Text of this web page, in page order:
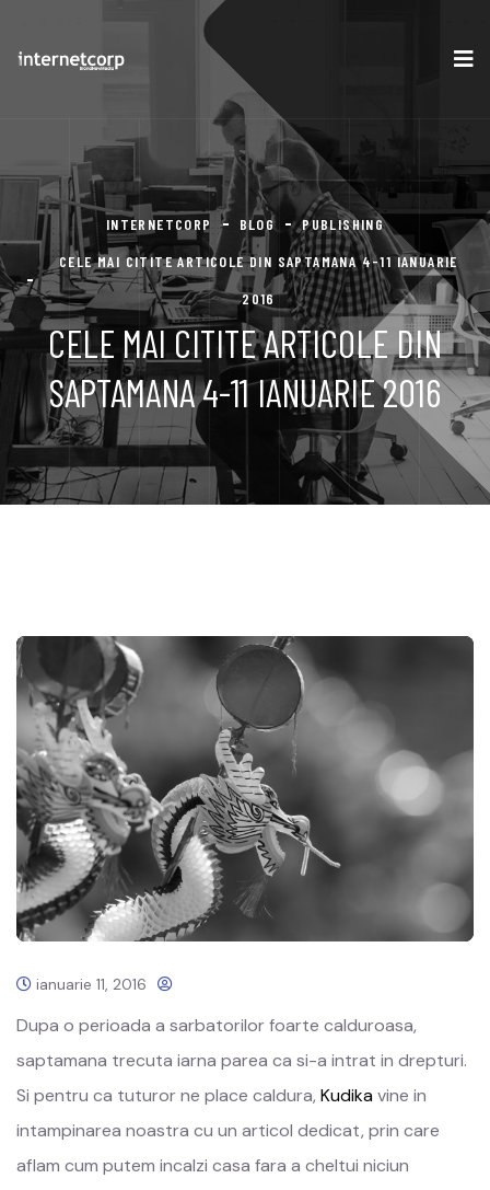
INTERNETCORP BLOG
PUBLISHING
CELE MAI CITITE ARTICOLE DIN SAPTAMANA 4-11 IANUARIE
2016
CELE MAI CITITE ARTICOLE DIN
SAPTAMANA 4-11 IANUARIE 2016
ianuarie 11, 2016
Dupa o perioada a sarbatorilor foarte calduroasa,
saptamana trecuta iarna parea ca si-a intrat in drepturi.
Si pentru ca tuturor ne place caldura, Kudikavine in
intampinarea noastra cu un articol dedicat, prin care
aflam cum putem incalzi casa fara a cheltui niciun